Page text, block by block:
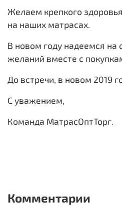
Желаем крепкого
на наших матрасах.
В новом году надеемся
желаний вместе с
До встречи, в новом 2019
С уважением,
Команда МатрасОптТорг.
Комментарии